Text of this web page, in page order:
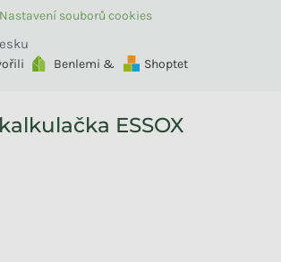
Benlemi & Shoptet
ESSOX